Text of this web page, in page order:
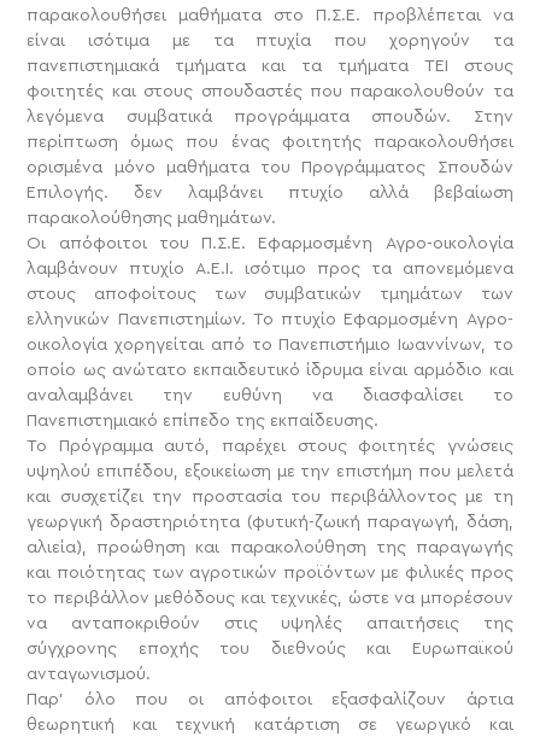
παρακολουθήσει μαθήματα στο Π.Σ.Ε. προβλέπεται να
είναι ισότιμα με τα πτυχία που χορηγούν τα
πανεπιστημιακά τμήματα και τα τμήματα ΤΕΙ στους
φοιτητές και στους σπουδαστές που παρακολουθούν τα
λεγόμενα συμβατικά προγράμματα σπουδών. Στην
περίπτωση όμως που ένας φοιτητής παρακολουθήσει
ορισμένα μόνο μαθήματα του Προγράμματος Σπουδών
Επιλογής. δεν λαμβάνει πτυχίο αλλά βεβαίωση
παρακολούθησης μαθημάτων.
Οι απόφοιτοι του Π.Σ.Ε. Εφαρμοσμένη Αγρο-οικολογία
λαμβάνουν πτυχίο Α.Ε.Ι. ισότιμο προς τα απονεμόμενα
στους αποφοίτους των συμβατικών τμημάτων των
ελληνικών Πανεπιστημίων. Το πτυχίο Εφαρμοσμένη Αγρο-
οικολογία χορηγείται από το Πανεπιστήμιο Ιωαννίνων, το
οποίο ως ανώτατο εκπαιδευτικό ίδρυμα είναι αρμόδιο και
αναλαμβάνει την ευθύνη να διασφαλίσει το
Πανεπιστημιακό επίπεδο της εκπαίδευσης.
Το Πρόγραμμα αυτό, παρέχει στους φοιτητές γνώσεις
υψηλού επιπέδου, εξοικείωση με την επιστήμη που μελετά
και συσχετίζει την προστασία του περιβάλλοντος με τη
γεωργική δραστηριότητα (φυτική-ζωική παραγωγή, δάση,
αλιεία), προώθηση και παρακολούθηση της παραγωγής
και ποιότητας των αγροτικών προϊόντων με φιλικές προς
το περιβάλλον μεθόδους και τεχνικές, ώστε να μπορέσουν
να ανταποκριθούν στις υψηλές απαιτήσεις της
σύγχρονης εποχής του διεθνούς και Ευρωπαϊκού
ανταγωνισμού.
Παρ’ όλο που οι απόφοιτοι εξασφαλίζουν άρτια
θεωρητική και τεχνική κατάρτιση σε γεωργικό και